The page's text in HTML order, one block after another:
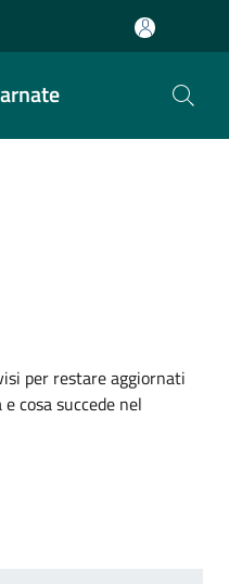
per restare aggiornati
cosa succede nel